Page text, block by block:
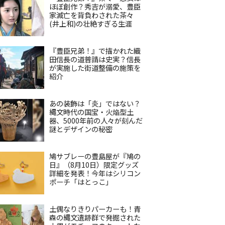
ほぼ創作？秀吉が溺愛、豊臣
家滅亡を背負わされた茶々
(井上和)の壮絶すぎる生涯
『豊臣兄弟！』で描かれた織
田信長の道普請は史実？信長
が実施した街道整備の施策を
紹介
あの装飾は「炎」ではない？
縄文時代の国宝・火焔型土
器、5000年前の人々が刻んだ
謎とデザインの秘密
鳩サブレーの豊島屋が『鳩の
日』（8月10日）限定グッズ
詳細を発表！今年はシリコン
ポーチ「はとっこ」
土偶なりきりパーカーも！青
森の縄文遺跡群で発掘された